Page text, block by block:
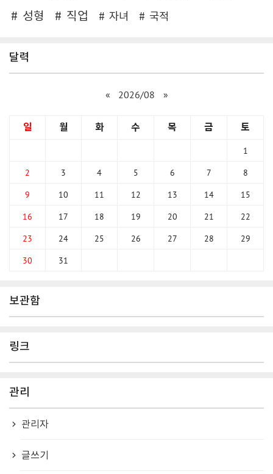
성형 직업 자녀 국적
달력
« 2026/08 »
일 월 화 수 목 금 토
1
2
3 4 5 6 7
8
9
10 11 12 13 14
15
16
17 18 19 20 21
22
23
24 25 26 27 28
29
30
31
보관함
링크
관리
관리자
글쓰기